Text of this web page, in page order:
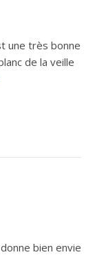
une très bonne
de la veille
bien envie